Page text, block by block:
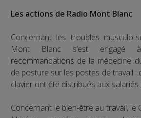
Les actions de Radio Mont Blanc
Concernant les troubles musculo-
Mont Blanc s’est engagé
recommandations de la médecine
de posture sur les postes de travail :
clavier ont été distribués aux
Concernant le bien-être au travail,